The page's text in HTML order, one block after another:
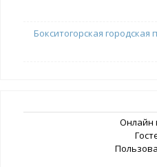
Бокситогорская
Онлайн